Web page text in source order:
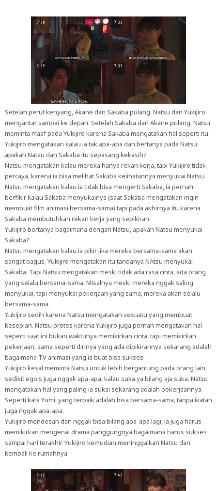
Setelah perut kenyang, Akane dan Sakaba pulang. Natsu dan Yukijiro
mengantar sampai ke depan. Setelah Sakaba dan Akane pulang, Natsu
meminta maaf pada Yukijiro karena Sakaba mengatakan hal seperti itu.
Yukijiro mengatakan kalau ia tak apa-apa dan bertanya pada Natsu
apakah Natsu dan Sakaba itu sepasang kekasih?
Natsu mengatakan kalau mereka hanya rekan kerja, tapi Yukijiro tidak
percaya, karena ia bisa melihat Sakaba kelihatannya menyukai Natsu.
Natsu mengatakan kalau ia tidak bisa mengerti Sakaba, ia pernah
berfikir kalau Sakaba menyukainya (saat Sakaba mengatakan ingin
membuat film animasi bersama-sama) tapi pada akhirnya itu karena
Sakaba membutuhkan rekan kerja yang sepikiran.
Yukijiro bertanya bagaimana dengan Natsu, apakah Natsu menyukai
Sakaba?
Natsu mengatakan kalau ia pikir jika mereka bersama-sama akan
sangat bagus. Yukijiro mengatakan itu tandanya NAtsu menyukai
Sakaba. Tapi Natsu mengatakan meski tidak ada rasa cinta, ada orang
yang selalu bersama-sama. Misalnya meski mereka nggak saling
menyukai, tapi menyukai pekerjaan yang sama, mereka akan selalu
bersama-sama.
Yukijiro sedih karena Natsu mengatakan sesuatu yang membuat
kesepian. Natsu protes karena Yukijiro juga pernah mengatakan hal
seperti saat ini bukan waktunya memikirkan cinta, tapi memikirkan
pekerjaan, sama seperti dirinya yang ada dipikirannya sekarang adalah
bagaimana TV animasi yang ia buat bisa sukses.
Yukijiro kesal meminta Natsu untuk lebih bergantung pada orang lain,
sedikit egois juga nggak apa-apa, kalau suka ya bilang aja suka. Natsu
mengatakan hal yang paling ia sukai sekarang adalah pekerjaannya.
Seperti kata Yumi, yang terbaik adalah bisa bersama-sama, tanpa ikatan
juga nggak apa-apa.
Yukijiro mendesah dan nggak bisa bilang apa-apa lagi, ia juga harus
memikirkan mengenai drama panggungnya bagaimana harus sukses
sampai hari terakhir. Yukijiro kemudian meninggalkan Natsu dan
kembali ke rumahnya.